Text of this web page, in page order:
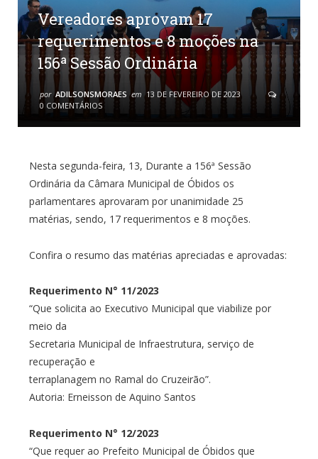
Vereadores aprovam 17
requerimentos e 8 moções na
156ª Sessão Ordinária
por ADILSONSMORAES em 13 DE FEVEREIRO DE 2023
0 COMENTÁRIOS
Nesta segunda-feira, 13, Durante a 156ª Sessão
Ordinária da Câmara Municipal de Óbidos os
parlamentares aprovaram por unanimidade 25
matérias, sendo, 17 requerimentos e 8 moções.
Confira o resumo das matérias apreciadas e aprovadas:
Requerimento N° 11/2023
“Que solicita ao Executivo Municipal que viabilize por
meio da
Secretaria Municipal de Infraestrutura, serviço de
recuperação e
terraplanagem no Ramal do Cruzeirão”.
Autoria: Erneisson de Aquino Santos
Requerimento N° 12/2023
“Que requer ao Prefeito Municipal de Óbidos que